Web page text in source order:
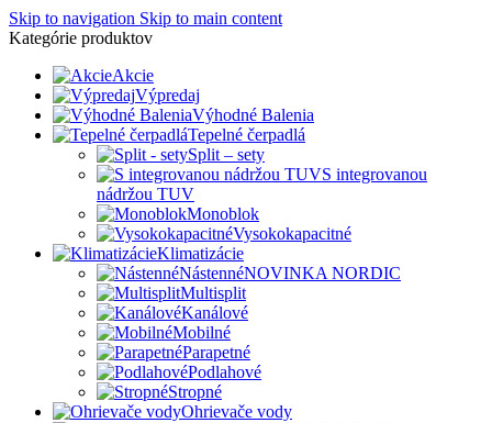
Skip to navigation Skip to main content
Kategórie produktov
Akcie
Výpredaj
Výhodné Balenia
Tepelné čerpadlá
Split – sety
S integrovanou
nádržou TUV
Monoblok
Vysokokapacitné
Klimatizácie
NástennéNOVINKA NORDIC
Multisplit
Kanálové
Mobilné
Parapetné
Podlahové
Stropné
Ohrievače vody